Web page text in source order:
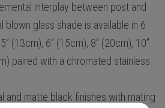
interplay between post and
glass shade is available in 6
(13cm), 6” (15cm), 8” (20cm), 10”
paired with a chromated stainless
and matte black finishes with mating